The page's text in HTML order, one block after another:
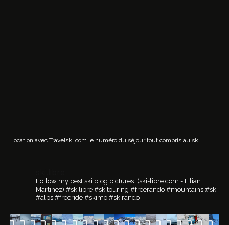
Location avec Travelski.com le numéro du séjour tout compris au ski.
Follow my best ski blog pictures. (ski-libre.com - Lilian
Martinez) #skilibre #skitouring #freerando #mountains #ski
#alps #freeride #skimo #skirando